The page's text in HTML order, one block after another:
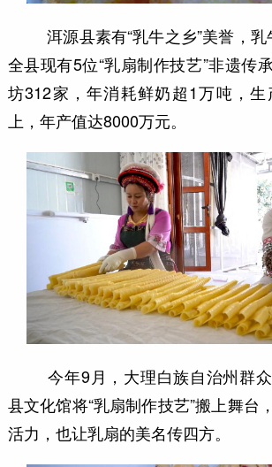
洱源县素有“乳牛之乡”美誉，乳
全县现有5位“乳扇制作技艺”非遗传
坊312家，年消耗鲜奶超1万吨，生
上，年产值达8000万元。
今年9月，大理白族自治州群众
县文化馆将“乳扇制作技艺”搬上舞台
活力，也让乳扇的美名传四方。